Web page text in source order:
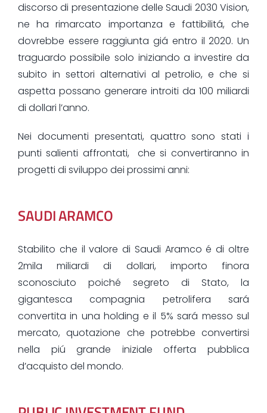
discorso di presentazione delle Saudi 2030 Vision,
ne ha rimarcato importanza e fattibilitá, che
dovrebbe essere raggiunta giá entro il 2020. Un
traguardo possibile solo iniziando a investire da
subito in settori alternativi al petrolio, e che si
aspetta possano generare introiti da 100 miliardi
di dollari l’anno.
Nei documenti presentati, quattro sono stati i
punti salienti affrontati, che si convertiranno in
progetti di sviluppo dei prossimi anni:
SAUDI ARAMCO
Stabilito che il valore di Saudi Aramco é di oltre
2mila miliardi di dollari, importo finora
sconosciuto poiché segreto di Stato, la
gigantesca compagnia petrolifera sará
convertita in una holding e il 5% sará messo sul
mercato, quotazione che potrebbe convertirsi
nella piú grande iniziale offerta pubblica
d’acquisto del mondo.